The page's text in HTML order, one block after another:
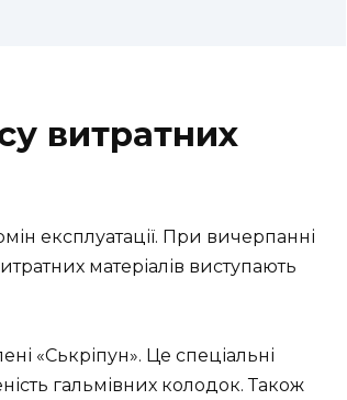
витратних
експлуатації. При вичерпанні
матеріалів виступають
«Ськріпун». Це спеціальні
гальмівних колодок. Також